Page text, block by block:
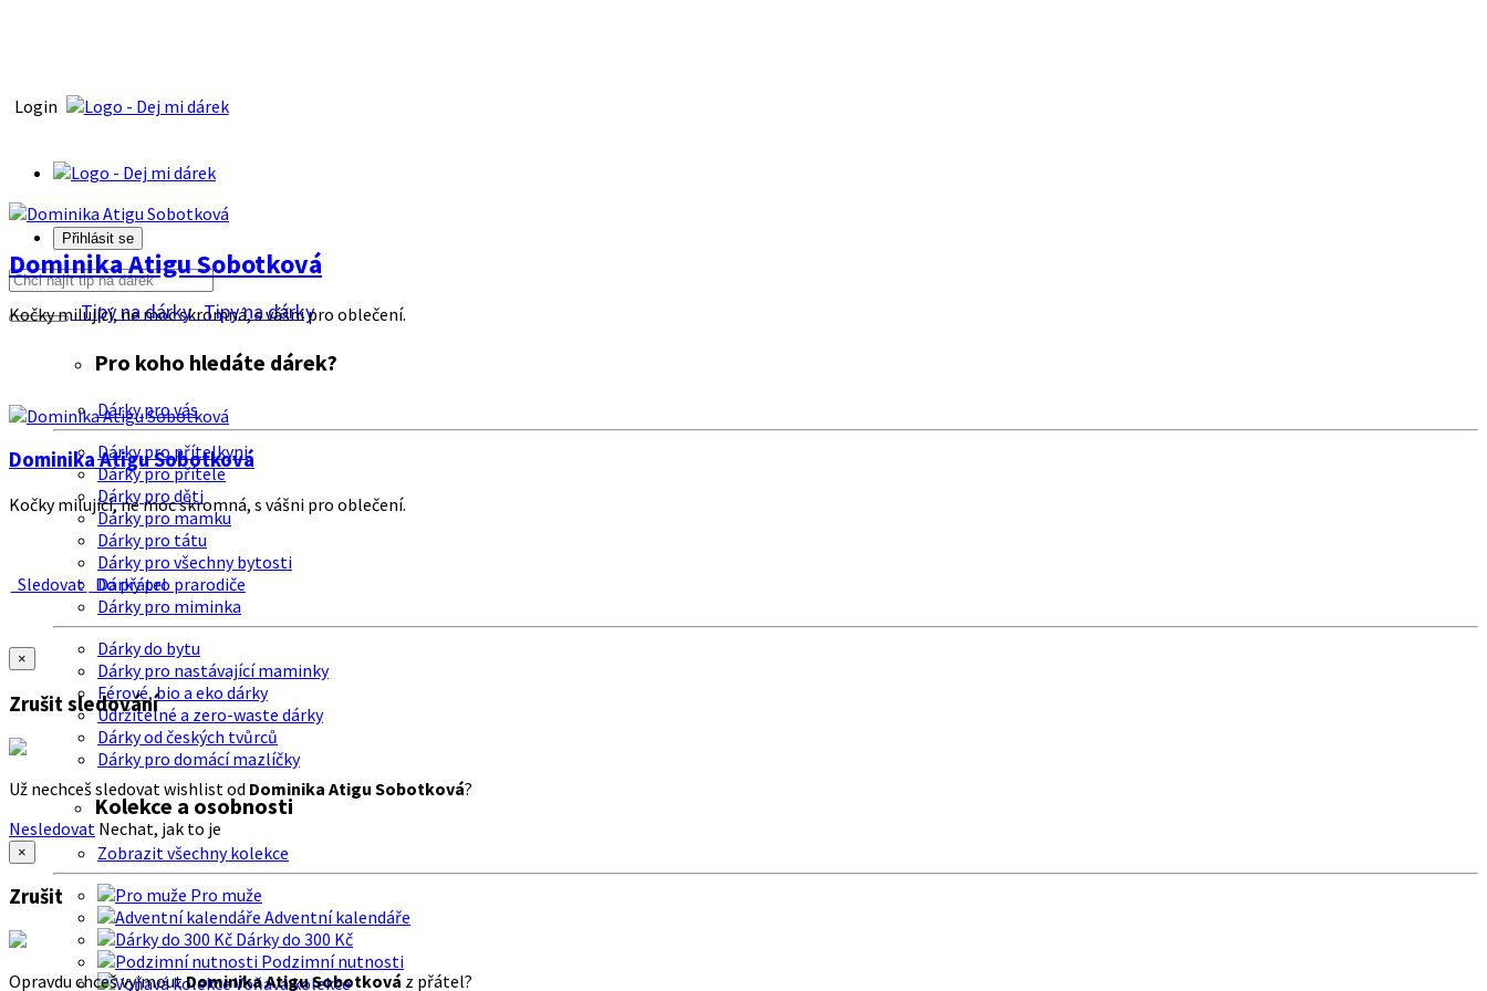
Login
Přihlásit se
Tipy na dárkyTipy na dárky
Pro koho hledáte dárek?
Dárky pro vás
Dárky pro přítelkyni
Dárky pro přítele
Dárky pro děti
Dárky pro mamku
Dárky pro tátu
Dárky pro všechny bytosti
Dárky pro prarodiče
Dárky pro miminka
Dárky do bytu
Dárky pro nastávající maminky
Férové, bio a eko dárky
Udržitelné a zero-waste dárky
Dárky od českých tvůrců
Dárky pro domácí mazlíčky
Kolekce a osobnosti
Zobrazit všechny kolekce
Pro muže
Adventní kalendáře
Dárky do 300 Kč
Podzimní nutnosti
Voňavá kolekce
Dominika Atigu Sobotková
Kočky milující, ne moc skromná, s vášni pro oblečení.
Dominika Atigu Sobotková
Kočky milující, ne moc skromná, s vášni pro oblečení.
Sledovat Do přátel
×
Zrušit sledování
Už nechceš sledovat wishlist od Dominika Atigu Sobotková?
Nesledovat Nechat, jak to je
×
Zrušit
Opravdu chceš vyjmoutDominika Atigu Sobotková z přátel?